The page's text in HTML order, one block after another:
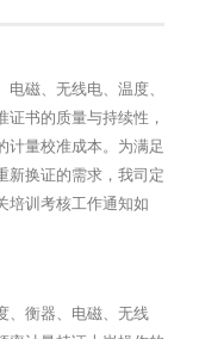
磁、无线电、温度、
书的质量与持续性，
计量校准成本。为满足
新换证的需求，我司定
培训考核工作通知如
、衡器、电磁、无线